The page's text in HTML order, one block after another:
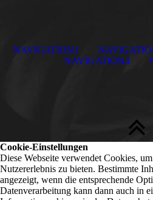
NAVIGATION1
NAVIGATION4
Cookie-Einstellungen
Diese Webseite verwendet Cookies,
Nutzererlebnis zu bieten. Bestimmte
angezeigt, wenn die entsprechende
Datenverarbeitung kann dann auch in